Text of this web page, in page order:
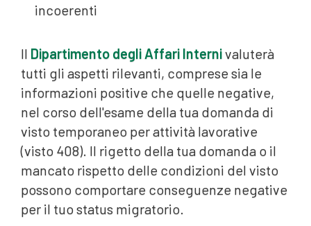
incoerenti
Il Dipartimento degli Affari Internivaluterà
tutti gli aspetti rilevanti, comprese sia le
informazioni positive che quelle negative,
nel corso dell'esame della tua domanda di
visto temporaneo per attività lavorative
(visto 408). Il rigetto della tua domanda o il
mancato rispetto delle condizioni del visto
possono comportare conseguenze negative
per il tuo status migratorio.